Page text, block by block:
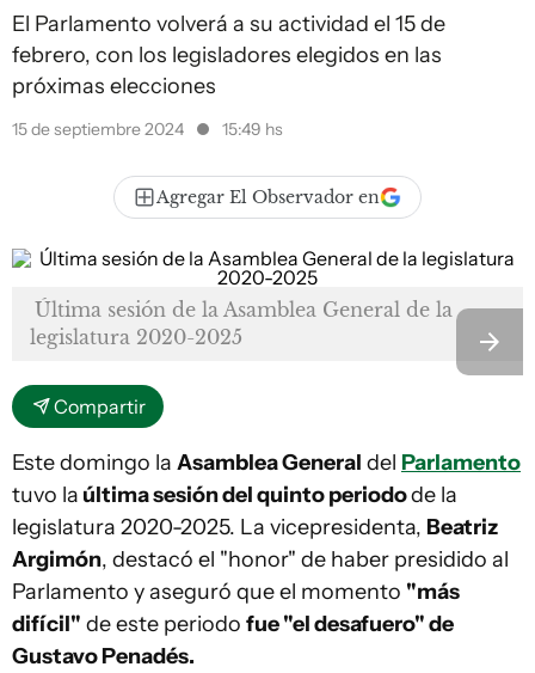
El Parlamento volverá a su actividad el 15 de
febrero, con los legisladores elegidos en las
próximas elecciones
15 de septiembre 2024 15:49 hs
Agregar El Observador en
Última sesión de la Asamblea General de la
legislatura 2020-2025
Compartir
Este domingo la Asamblea General del Parlamento
tuvo la última sesión del quinto periodode la
legislatura 2020-2025. La vicepresidenta, Beatriz
Argimón, destacó el "honor" de haber presidido al
Parlamento y aseguró que el momento "más
difícil" de este periodo fue "el desafuero" de
Gustavo Penadés.